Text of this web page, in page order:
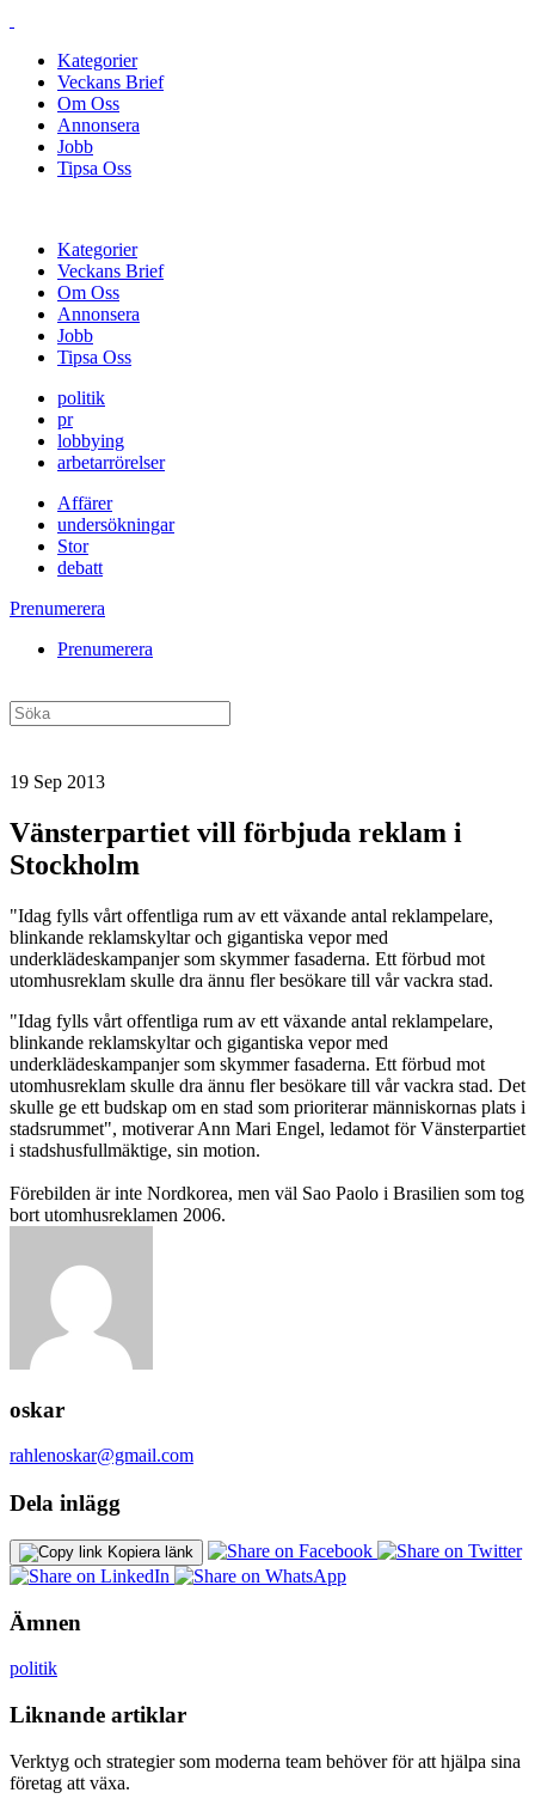
Kategorier
Veckans Brief
Om Oss
Annonsera
Jobb
Tipsa Oss
Kategorier
Veckans Brief
Om Oss
Annonsera
Jobb
Tipsa Oss
politik
pr
lobbying
arbetarrörelser
Affärer
undersökningar
Stor
debatt
Prenumerera
Prenumerera
19 Sep 2013
Vänsterpartiet vill förbjuda reklam i
Stockholm
"Idag fylls vårt offentliga rum av ett växande antal reklampelare,
blinkande reklamskyltar och gigantiska vepor med
underklädeskampanjer som skymmer fasaderna. Ett förbud mot
utomhusreklam skulle dra ännu fler besökare till vår vackra stad.
"Idag fylls vårt offentliga rum av ett växande antal reklampelare,
blinkande reklamskyltar och gigantiska vepor med
underklädeskampanjer som skymmer fasaderna. Ett förbud mot
utomhusreklam skulle dra ännu fler besökare till vår vackra stad. Det
skulle ge ett budskap om en stad som prioriterar människornas plats i
stadsrummet", motiverar Ann Mari Engel, ledamot för Vänsterpartiet
i stadshusfullmäktige, sin motion.
Förebilden är inte Nordkorea, men väl Sao Paolo i Brasilien som tog
bort utomhusreklamen 2006.
oskar
rahlenoskar@gmail.com
Dela inlägg
Kopiera länk
Ämnen
politik
Liknande artiklar
Verktyg och strategier som moderna team behöver för att hjälpa sina
företag att växa.